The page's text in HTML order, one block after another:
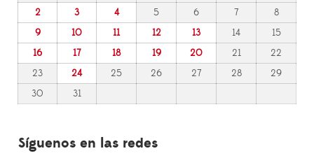
2
3 4 5 6 7
8
9
10 11 12 13 14
15
16
17 18 19 20 21
22
23
24 25 26 27 28
29
30
31
Síguenos en las redes